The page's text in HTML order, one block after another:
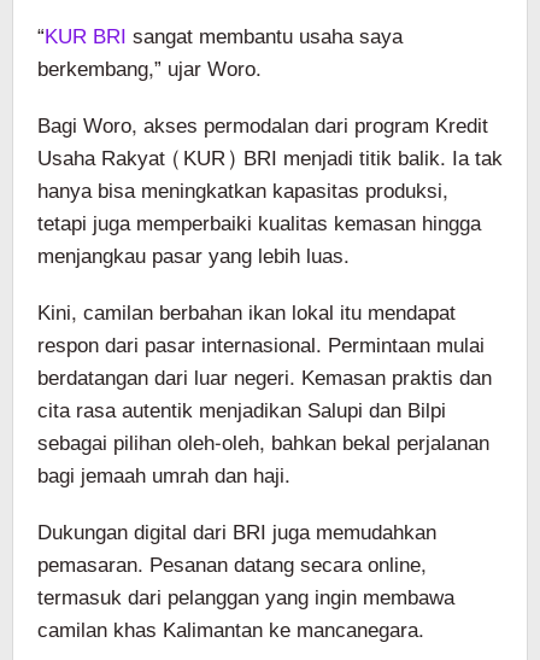
“KUR BRIsangat membantu usaha saya
berkembang,” ujar Woro.
Bagi Woro, akses permodalan dari program Kredit
Usaha Rakyat (KUR) BRI menjadi titik balik. Ia tak
hanya bisa meningkatkan kapasitas produksi,
tetapi juga memperbaiki kualitas kemasan hingga
menjangkau pasar yang lebih luas.
Kini, camilan berbahan ikan lokal itu mendapat
respon dari pasar internasional. Permintaan mulai
berdatangan dari luar negeri. Kemasan praktis dan
cita rasa autentik menjadikan Salupi dan Bilpi
sebagai pilihan oleh-oleh, bahkan bekal perjalanan
bagi jemaah umrah dan haji.
Dukungan digital dari BRI juga memudahkan
pemasaran. Pesanan datang secara online,
termasuk dari pelanggan yang ingin membawa
camilan khas Kalimantan ke mancanegara.